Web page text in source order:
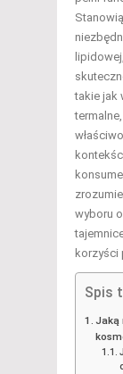
takie jak
wyboru
korzyści
Spis
Jaką